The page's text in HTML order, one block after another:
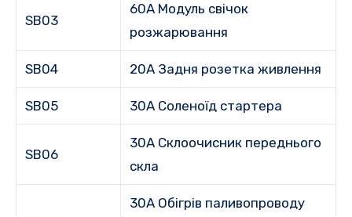
SB03
60A Модуль свічок
розжарювання
SB04 20A Задня розетка живлення
SB05 30A Соленоїд стартера
SB06
30A Склоочисник переднього
скла
30A Обігрів паливопроводу